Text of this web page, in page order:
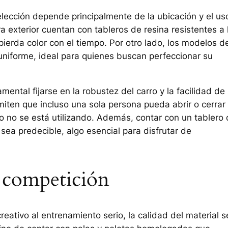
depende principalmente de la ubicación y el
exterior cuentan con tableros de resina resistentes a
color con el tiempo. Por otro lado, los modelos
ideal para quienes buscan perfeccionar su
fijarse en la robustez del carro y la facilidad de
que incluso una sola persona pueda abrir o cerrar
no se está utilizando. Además, contar con un tablero
predecible, algo esencial para disfrutar de
al entrenamiento serio, la calidad del material